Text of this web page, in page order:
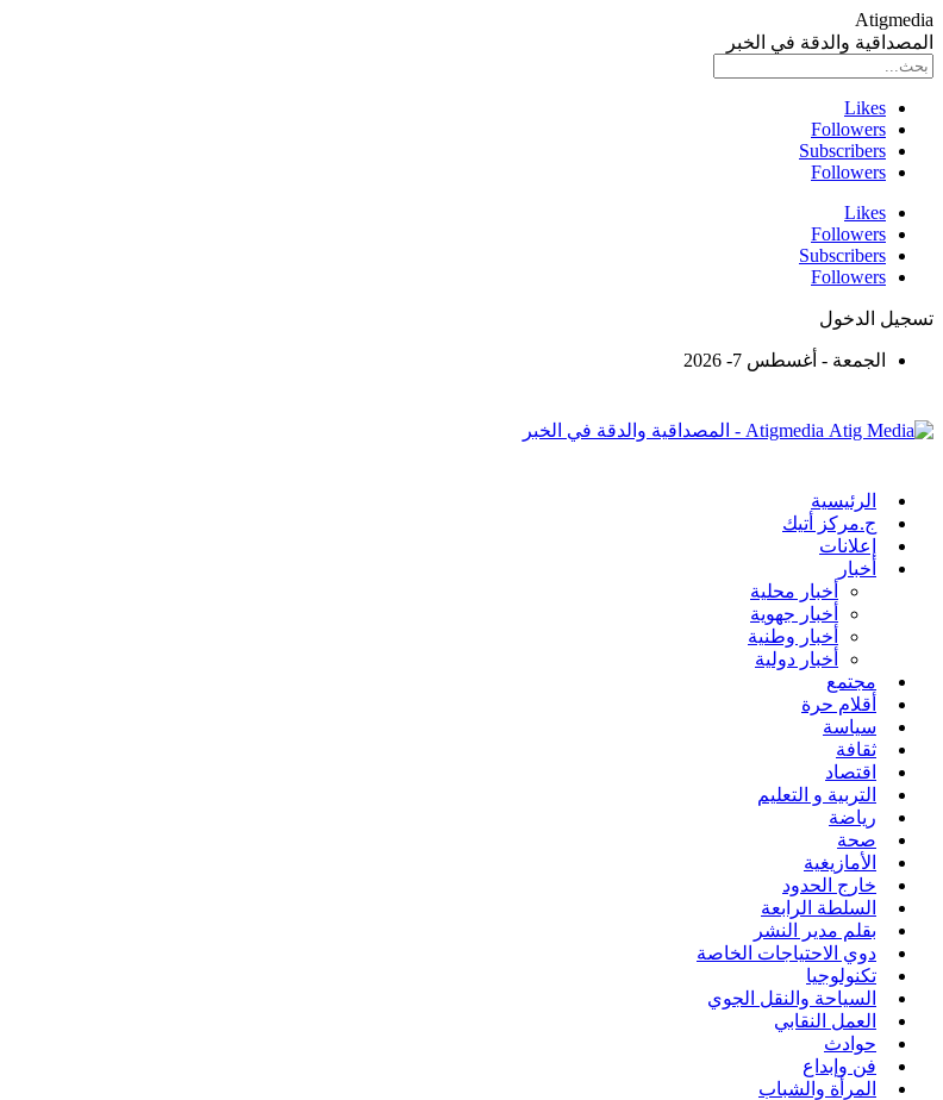
Atigmedia
المصداقية والدقة في الخبر
Likes
Followers
Subscribers
Followers
Likes
Followers
Subscribers
Followers
تسجيل الدخول
الجمعة - أغسطس 7- 2026
Atigmedia - المصداقية والدقة في الخبر
الرئيسية
ج.مركز أتيك
إعلانات
أخبار
أخبار محلية
أخبار جهوية
أخبار وطنية
أخبار دولية
مجتمع
أقلام حرة
سياسة
ثقافة
اقتصاد
التربية و التعليم
رياضة
صحة
الأمازيغية
خارج الحدود
السلطة الرابعة
بقلم مدير النشر
دوي الاحتياجات الخاصة
تكنولوجيا
السياحة والنقل الجوي
العمل النقابي
حوادث
فن وإبداع
المرأة والشباب